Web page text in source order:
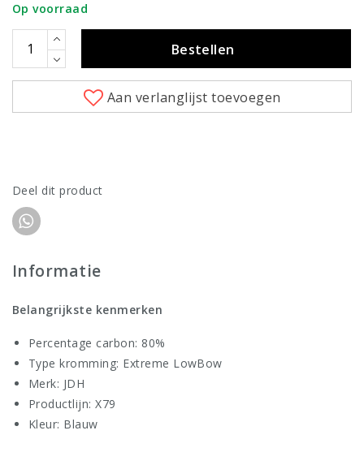
Op voorraad
Bestellen
Aan verlanglijst toevoegen
Deel dit product
Informatie
Belangrijkste kenmerken
Percentage carbon: 80%
Type kromming: Extreme LowBow
Merk: JDH
Productlijn: X79
Kleur: Blauw